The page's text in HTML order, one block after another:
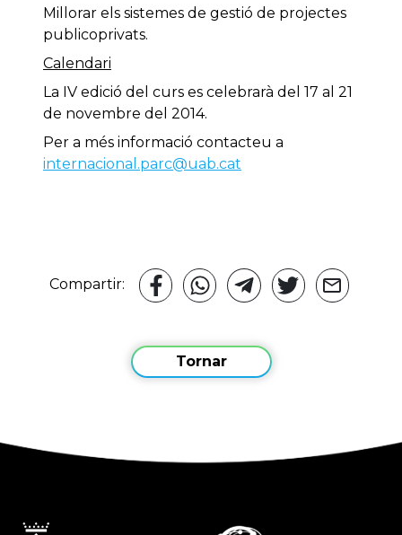
Millorar els sistemes de gestió de projectes
publicoprivats.
Calendari
La IV edició del curs es celebrarà del 17 al 21
de novembre del 2014.
Per a més informació contacteu a
internacional.parc@uab.cat
Compartir:
Tornar